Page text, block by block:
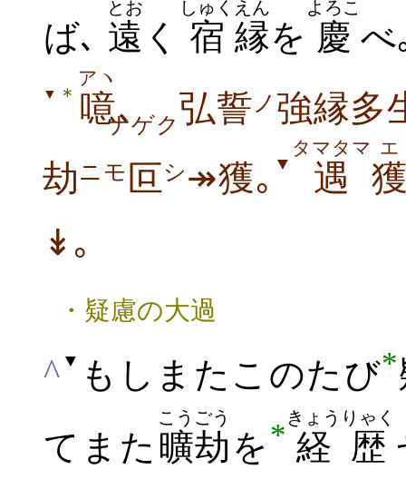
ば､ 遠
とお
く 宿
しゅく
縁
えん
を 慶
よろこ
べ
▼ ＊ 噫
アヽ
､
ナゲク弘誓 ノ 強縁多
劫ニモ 叵シ↠獲｡ ▼ 遇
タマタマ エ
↡｡
・疑慮の大過
^ ▼ もしまたこのたび*
てまた 曠劫
こうごう
を * 経歴
きょうりゃく